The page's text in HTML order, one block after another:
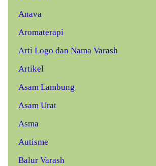
Anava
Aromaterapi
Arti Logo dan Nama Varash
Artikel
Asam Lambung
Asam Urat
Asma
Autisme
Balur Varash